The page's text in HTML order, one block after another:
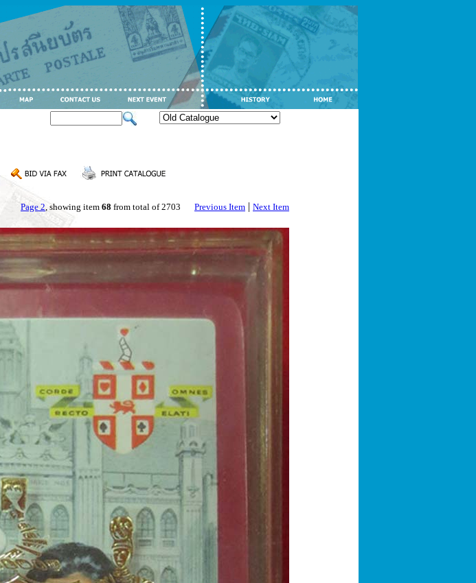
Page 2, showing item 68 from total of 2703 Previous Item | Next Item